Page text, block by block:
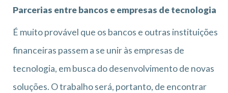
Parcerias entre bancos e empresas de tecnologia
É muito provável que os bancos e outras instituições
financeiras passem a se unir às empresas de
tecnologia, em busca do desenvolvimento de novas
soluções. O trabalho será, portanto, de encontrar